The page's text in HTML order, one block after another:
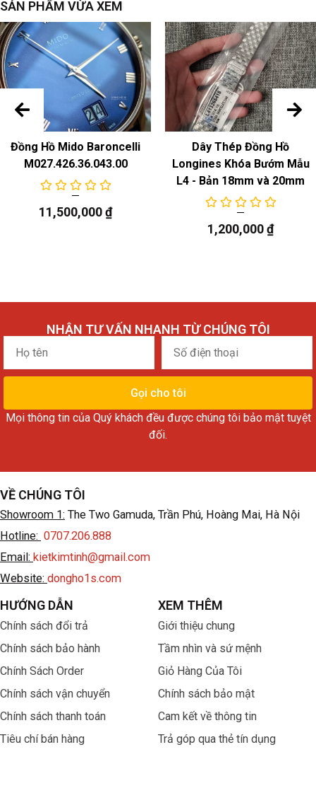
SẢN PHẨM VỪA XEM
Đồng Hồ Mido Baroncelli
M027.426.36.043.00
11,500,000₫
Dây Thép Đồng Hồ
Longines Khóa Bướm Mẫu
L4 - Bản 18mm và 20mm
1,200,000₫
NHẬN TƯ VẤN NHANH TỪ CHÚNG TÔI
Họ
tên
điện
thoại
Gọi cho tôi
Mọi thông tin của Quý khách đều được chúng tôi bảo mật tuyệt
đối.
VỀ CHÚNG TÔI
Showroom 1: The Two Gamuda, Trần Phú, Hoàng Mai, Hà Nội
Hotline: 0707.206.888
Email: kietkimtinh@gmail.com
Website: dongho1s.com
HƯỚNG DẪN
Chính sách đổi trả
Chính sách bảo hành
Chính Sách Order
Chính sách vận chuyển
Chính sách thanh toán
Tiêu chí bán hàng
XEM THÊM
Giới thiệu chung
Tầm nhìn và sứ mệnh
Giỏ Hàng Của Tôi
Chính sách bảo mật
Cam kết về thông tin
Trả góp qua thẻ tín dụng